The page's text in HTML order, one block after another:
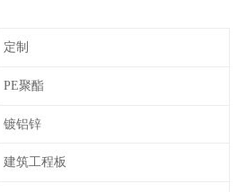
定制
PE聚酯
镀铝锌
建筑工程板